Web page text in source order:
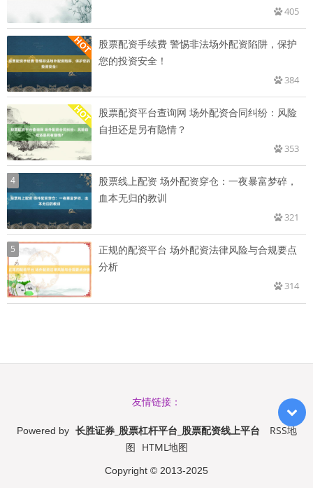
405
股票配资手续费 警惕非法场外配资陷阱，保护
您的投资安全！
384
股票配资平台查询网 场外配资合同纠纷：风险
自担还是另有隐情？
353
4
股票线上配资 场外配资穿仓：一夜暴富梦碎，
血本无归的教训
321
5
正规的配资平台 场外配资法律风险与合规要点
分析
314
友情链接：
Powered by 长胜证券_股票杠杆平台_股票配资线上平台
RSS地
图 HTML地图
Copyright © 2013-2025